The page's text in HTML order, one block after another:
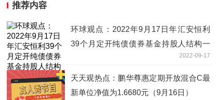
推荐内容
环球观点：2022年9月17日年汇安恒利
39个月定开纯债债券基金持股人结构一
览，2021年第二季度基金有哪些财务收
入？
2022-09-17
天天观热点：鹏华尊惠定期开放混合C最
新单位净值为1.6680元（9月16日）